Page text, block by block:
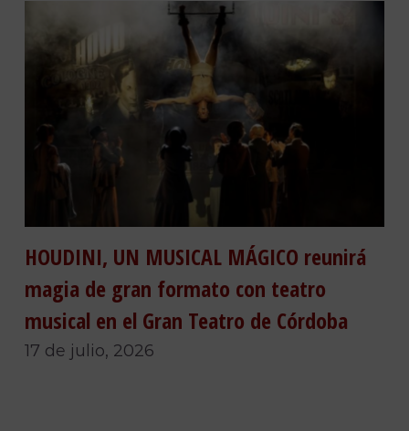
HOUDINI, UN MUSICAL MÁGICO reunirá
magia de gran formato con teatro
musical en el Gran Teatro de Córdoba
17 de julio, 2026